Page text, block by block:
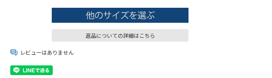
返品についての詳細はこちら
レビューはありません